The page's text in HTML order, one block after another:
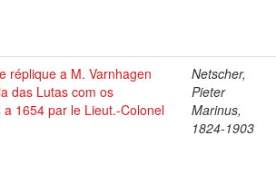
réplique a M. Varnhagen
das Lutas com os
1654 par le Lieut.-Colonel
Netscher,
Pieter
Marinus,
1824-1903